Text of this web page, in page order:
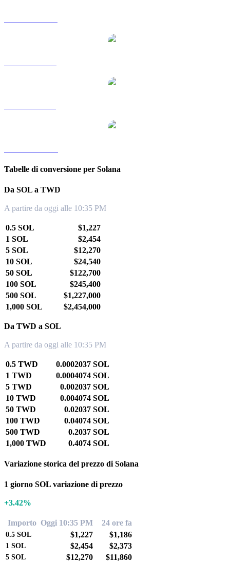
Tabelle di conversione per Solana
Da SOL a TWD
A partire da oggi alle 10:35 PM
0.5 SOL
$1,227
1 SOL
$2,454
5 SOL
$12,270
10 SOL
$24,540
50 SOL
$122,700
100 SOL
$245,400
500 SOL
$1,227,000
1,000 SOL
$2,454,000
Da TWD a SOL
A partire da oggi alle 10:35 PM
0.5 TWD
0.0002037 SOL
1 TWD
0.0004074 SOL
5 TWD
0.002037 SOL
10 TWD
0.004074 SOL
50 TWD
0.02037 SOL
100 TWD
0.04074 SOL
500 TWD
0.2037 SOL
1,000 TWD
0.4074 SOL
Variazione storica del prezzo di Solana
1 giorno SOL variazione di prezzo
+3.42%
Importo Oggi 10:35 PM 24 ore fa
0.5 SOL $1,227 $1,186
1 SOL $2,454 $2,373
5 SOL $12,270 $11,860